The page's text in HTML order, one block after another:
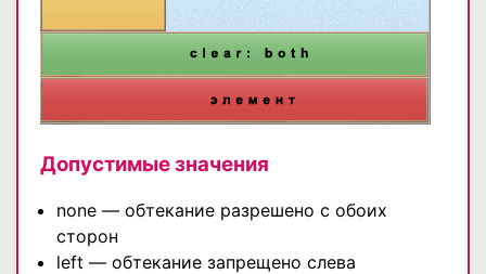
Допустимые значения
none — обтекание разрешено с обоих
сторон
left — обтекание запрещено слева